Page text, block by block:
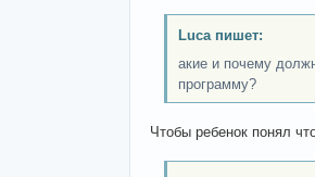
Luca пишет:
акие и почему
программу?
Чтобы ребенок понял